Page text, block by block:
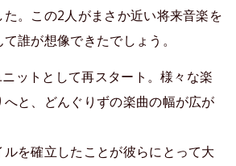
。この2人がまさか近い将来音楽を
誰が想像できたでしょう。
ットとして再スタート。様々な楽
へと、どんぐりずの楽曲の幅が広が
ルを確立したことが彼らにとって大